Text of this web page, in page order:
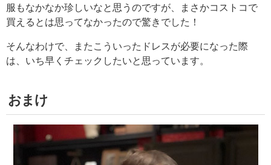
服もなかなか珍しいなと思うのですが、まさかコストコで
買えるとは思ってなかったので驚きでした！
そんなわけで、またこういったドレスが必要になった際
は、いち早くチェックしたいと思っています。
おまけ